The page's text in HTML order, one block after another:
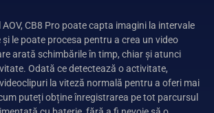
CB8 Pro poate capta imagini la intervale
le poate procesa pentru a crea un video
arată schimbările în timp, chiar și atunci
Odată ce detectează o activitate,
la viteză normală pentru a oferi mai
puteți obține înregistrarea pe tot parcursul